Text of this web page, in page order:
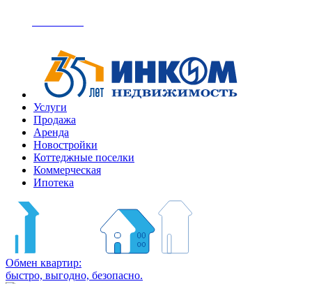
Услуги
Продажа
Аренда
Новостройки
Коттеджные поселки
Коммерческая
Ипотека
Обмен квартир:
быстро, выгодно, безопасно.